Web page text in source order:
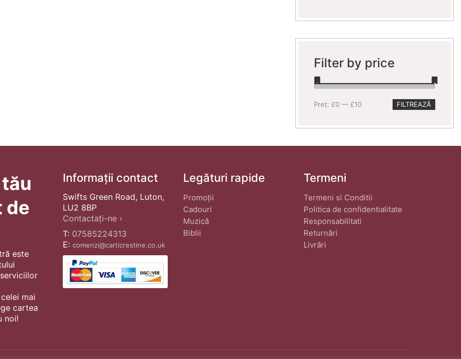
Filter by price
Preț
Preț
FILTREAZĂ
Preț: £0 — £10
de
este
mai
cartea
noi!
Informații contact
Swifts Green Road, Luton,
LU2 8BP
Contactați-ne ›
T: 07585224313
E: comenzi@carticrestine.co.uk
Legături rapide
Promoții
Cadouri
Muzică
Biblii
Termeni
Termeni si Conditii
Politica de confidentialitate
Responsabilitati
Returnări
Livrări